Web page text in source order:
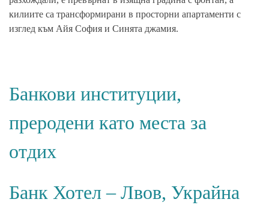
килиите са трансформирани в просторни апартаменти с
изглед към Айя София и Синята джамия.
Банкови институции,
преродени като места за
отдих
Банк Хотел – Лвов, Украйна